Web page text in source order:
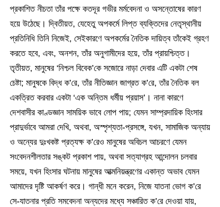
প্রকাশিত নীচতা তাঁর পক্ষে কতদূর গভীর মর্মবেদনা ও অসন্তোষের কারণ
হয়ে উঠেছে। দ্বিতীয়ত, যেহেতু অপকর্মে লিপ্ত ব্যক্তিদের নেতৃস্থানীয়
প্রতিনিধি তিনি নিজেই, সেইকারণে অপকর্মের নৈতিক দায়িত্ব তাঁকেই গ্রহণ
করতে হবে, এবং, অনশন, তাঁর অনুগামীদের হয়ে, তাঁর প্রায়শ্চিত্ত।
তৃতীয়ত, মানুষের ‘নিশ্চল বিবেক’কে সজোরে নাড়া দেবার এটি একটা শেষ
চেষ্টা; মানুষকে বিদ্ধ ক’রে, তাঁর নীতিজ্ঞান জাগ্রত ক’রে, তাঁর নৈতিক বল
একত্রিত করবার একটা ‘এক অন্তিম ধর্মীয় প্রয়াস’। নানা কারণে
দেশবাসীর কাণ্ডজ্ঞান সাময়িক ভাবে লোপ পায়; যেমন সাম্প্রদায়িক হিংসার
প্রাদুর্ভাবে আমরা দেখি, অথবা, অস্পৃশ্যতা-প্রসঙ্গে, যখন, সামাজিক অন্যায়
ও অন্যের দুঃখকষ্ট প্রত্যক্ষ ক’রেও মানুষের অবিচল আচরণে যেমন
সংবেদনশীলতার সঙ্কট প্রকাশ পায়, অথবা সত্যাগ্রহ আন্দোলন চলবার
সময়ে, যখন হিংসার ঘটনায় মানুষের আত্মনিয়ন্ত্রণের একান্ত অভাব যেমন
আমাদের দৃষ্টি আকর্ষণ করে। গান্ধী মনে করেন, নিজে যাতনা ভোগ ক’রে
সে-যাতনার প্রতি সমবেদনা অন্যদের মধ্যে সঞ্চারিত ক’রে দেওয়া যায়,